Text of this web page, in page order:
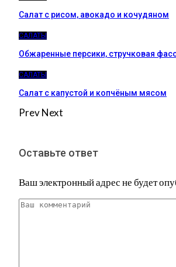
Салат с рисом, авокадо и кочудяном
САЛАТЫ
Обжаренные персики, стручковая
САЛАТЫ
Салат с капустой и копчёным мясом
PrevNext
Оставьте ответ
Ваш электронный адрес не будет